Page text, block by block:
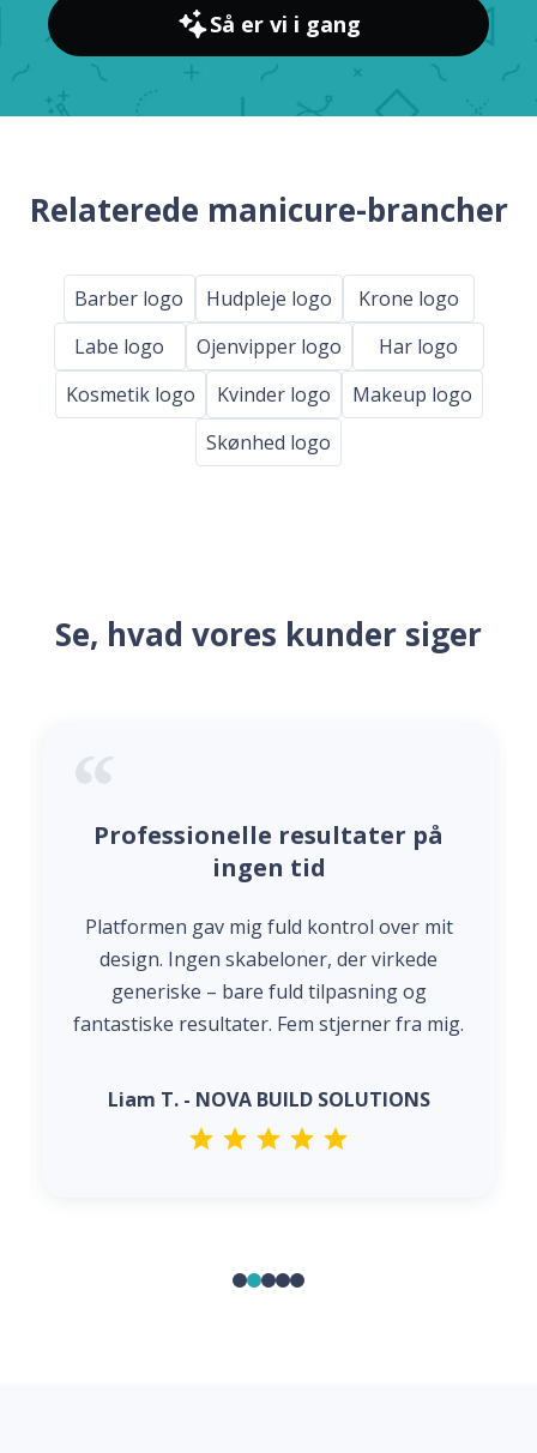
Så er vi i gang
Relaterede manicure-brancher
Barber logo Hudpleje logo
Krone logo
Labe logo
Ojenvipper logo
Har logo
Kosmetik logo
Kvinder logo
Makeup logo
Skønhed logo
Se, hvad vores kunder siger
Professionelle resultater på
ingen tid
Platformen gav mig fuld kontrol over mit
design. Ingen skabeloner, der virkede
generiske – bare fuld tilpasning og
fantastiske resultater. Fem stjerner fra mig.
Liam T. - NOVA BUILD SOLUTIONS